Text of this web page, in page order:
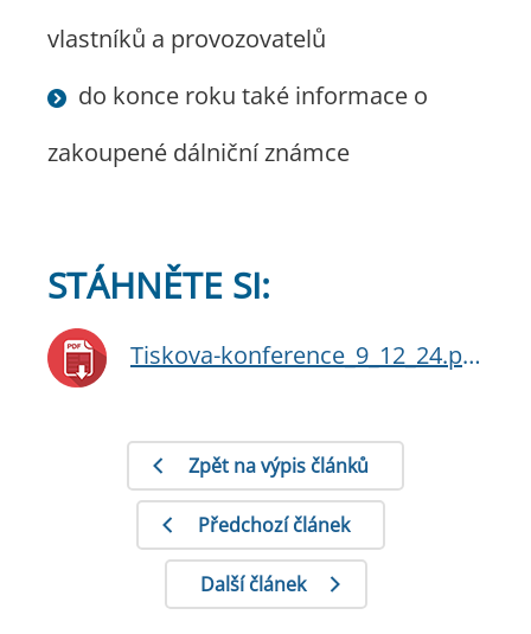
vlastníků a provozovatelů
do konce roku také informace o
zakoupené dálniční známce
STÁHNĚTE SI:
Tiskova-konference_9_12_24.pdf
Zpět na výpis článků
Předchozí článek
Další článek